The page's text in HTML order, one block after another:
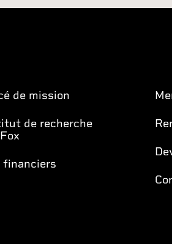
de mission
de recherche
financiers